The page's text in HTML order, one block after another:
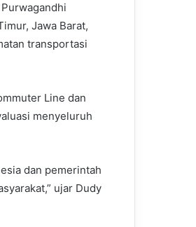
Jawa Barat,
transportasi
Line dan
menyeluruh
dan pemerintah
ujar Dudy